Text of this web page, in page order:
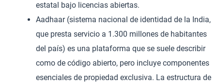
estatal bajo licencias abiertas.
Aadhaar (sistema nacional de identidad de la India,
que presta servicio a 1.300 millones de habitantes
del país) es una plataforma que se suele describir
como de código abierto, pero incluye componentes
esenciales de propiedad exclusiva. La estructura de